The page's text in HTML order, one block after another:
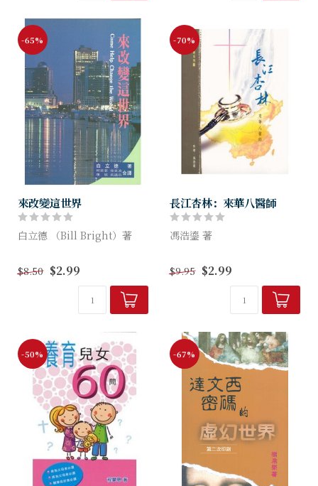
-65%
來改變這世界
白立德 （Bill Bright）著
的異象，緣起，事工的報導。
一項人類前所未聞的大呼召。
我們的世界可以改變，而你就
是這改變過程...
$8.50 $2.99
-70%
長江杏林：來華八醫師
馮浩鎏 著
奉，他和妻子鄭珍妮醫生先後
在南亞和東亞事奉近二十年。
在「長江杏林」裏，馮醫生與
我們分享七男一女醫療宣教士
$9.95 $2.99
-50% -67%